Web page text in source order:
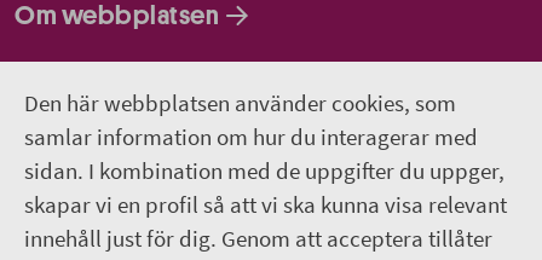
Den här webbplatsen använder cookies, som
samlar information om hur du interagerar med
sidan. I kombination med de uppgifter du uppger,
skapar vi en profil så att vi ska kunna visa relevant
innehåll just för dig. Genom att acceptera tillåter
Om webbplatsen
Följ oss
Lediga jobb